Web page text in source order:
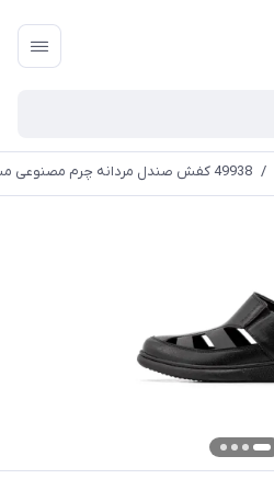
/ 49938 کفش صندل مردانه چرم مصنوعی مشکی